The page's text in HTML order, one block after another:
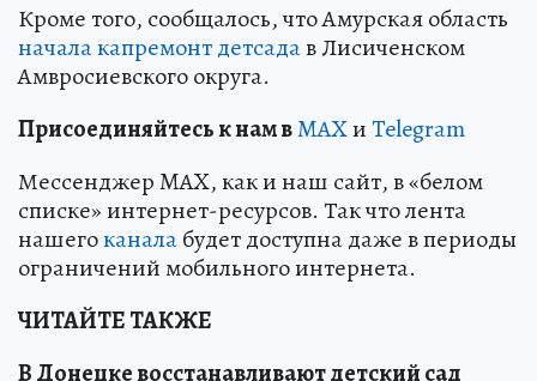
Кроме того, сообщалось, что Амурская область
начала капремонт детсадав Лисиченском
Амвросиевского округа.
Присоединяйтесь к нам вMAXиTelegram
Мессенджер MAX, как и наш сайт, в «белом
списке» интернет-ресурсов. Так что лента
нашегоканалабудет доступна даже в периоды
ограничений мобильного интернета.
ЧИТАЙТЕ ТАКЖЕ
В Донецке восстанавливают детский сад